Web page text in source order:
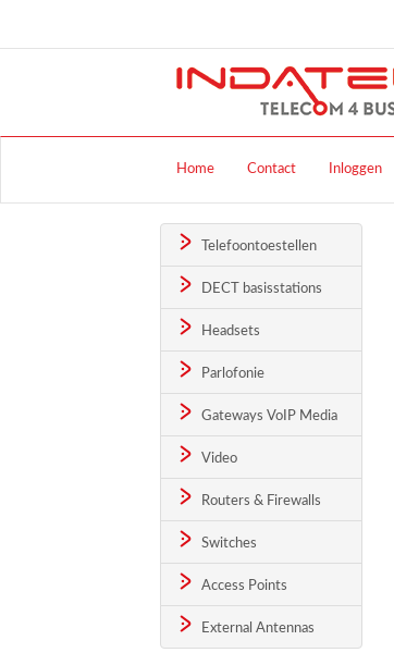
Home Contact Inloggen
Telefoontoestellen
DECT basisstations
Headsets
Parlofonie
Gateways VoIP Media
Video
Routers & Firewalls
Switches
Access Points
External Antennas